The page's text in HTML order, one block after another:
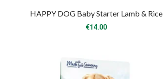
HAPPY DOG Baby Starter Lamb & Rice
€14.00